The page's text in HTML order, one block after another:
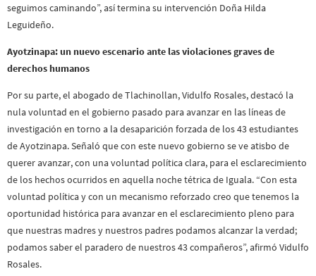
seguimos caminando”, así termina su intervención Doña Hilda
Leguideño.
Ayotzinapa: un nuevo escenario ante las violaciones graves de
derechos humanos
Por su parte, el abogado de Tlachinollan, Vidulfo Rosales, destacó la
nula voluntad en el gobierno pasado para avanzar en las líneas de
investigación en torno a la desaparición forzada de los 43 estudiantes
de Ayotzinapa. Señaló que con este nuevo gobierno se ve atisbo de
querer avanzar, con una voluntad política clara, para el esclarecimiento
de los hechos ocurridos en aquella noche tétrica de Iguala. “Con esta
voluntad política y con un mecanismo reforzado creo que tenemos la
oportunidad histórica para avanzar en el esclarecimiento pleno para
que nuestras madres y nuestros padres podamos alcanzar la verdad;
podamos saber el paradero de nuestros 43 compañeros”, afirmó Vidulfo
Rosales.